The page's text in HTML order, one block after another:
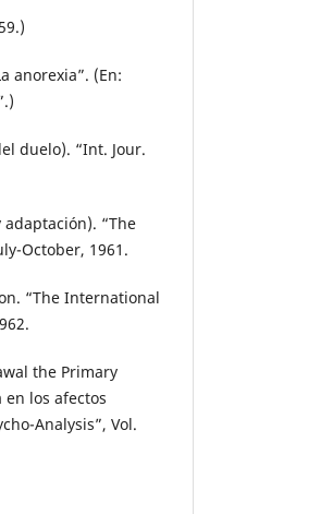
anorexia”. (En:
duelo). “Int. Jour.
“The
October, 1961.
“The International
the Primary
los afectos
Analysis”, Vol.